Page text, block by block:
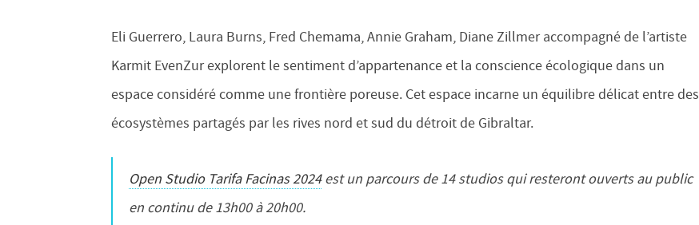
Eli Guerrero, Laura Burns, Fred Chemama, Annie Graham, Diane Zillmer accompagné de l’artiste
Karmit EvenZur explorent le sentiment d’appartenance et la conscience écologique dans un
espace considéré comme une frontière poreuse. Cet espace incarne un équilibre délicat entre des
écosystèmes partagés par les rives nord et sud du détroit de Gibraltar.
Open Studio Tarifa Facinas 2024est un parcours de 14 studios qui resteront ouverts au public
en continu de 13h00 à 20h00.